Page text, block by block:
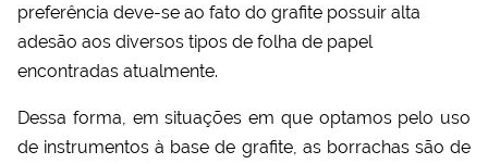
preferência deve-se ao fato do grafite possuir alta
adesão aos diversos tipos de folha de papel
encontradas atualmente.
Dessa forma, em situações em que optamos pelo uso
de instrumentos à base de grafite, as borrachas são de